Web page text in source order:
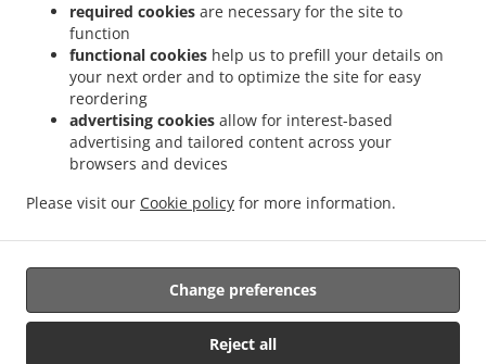
required cookies are necessary for the site to
function
functional cookies help us to prefill your details on
your next order and to optimize the site for easy
reordering
advertising cookies allow for interest-based
advertising and tailored content across your
browsers and devices
Please visit our Cookie policy for more information.
Reject all
Change preferences
Pajėrubynis . Pica virtuvės maisto pristatymo paslauga Jokūbaičiai, Šilalės sen.
virtuvės maisto pristatymo paslauga Džiaugėnai
. Pica virtuvės maisto pristatymo
paslauga Šarkai . Pica virtuvės maisto pristatymo paslauga Jakaičiai . Pica virtuvės
maisto pristatymo paslauga Driežai
. Pica virtuvės maisto pristatymo paslauga Girininkai .
pristatymo paslauga Kiaukai . Pica virtuvės maisto pristatymo paslauga Pailgotis
. Greitas maistas virtuvės maisto pristatymo paslauga .
pristatymas
Palaikoma:
FoodBooking | support@startfoodbooking.com |